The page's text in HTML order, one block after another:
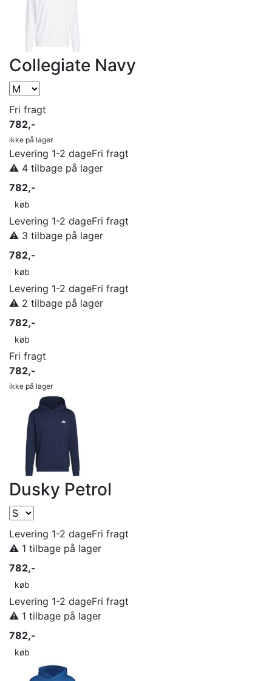
Collegiate Navy
Fri fragt
782,-
ikke på lager
Levering 1-2 dageFri fragt
⚠️ 4 tilbage på lager
782,-
køb
Levering 1-2 dageFri fragt
⚠️ 3 tilbage på lager
782,-
køb
Levering 1-2 dageFri fragt
⚠️ 2 tilbage på lager
782,-
køb
Fri fragt
782,-
ikke på lager
Dusky Petrol
Levering 1-2 dageFri fragt
⚠️ 1 tilbage på lager
782,-
køb
Levering 1-2 dageFri fragt
⚠️ 1 tilbage på lager
782,-
køb